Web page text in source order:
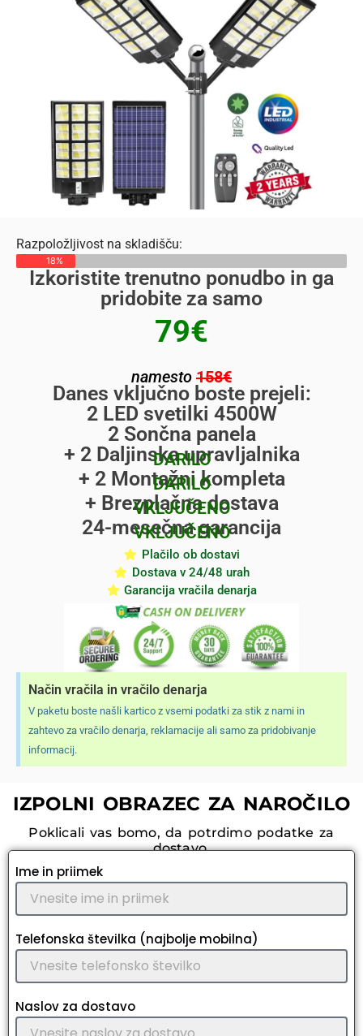
Razpoložljivost na skladišču:
18%
Izkoristite trenutno ponudbo in ga
pridobite za samo
79€
namesto 158€
Danes vključno boste prejeli:
2 LED svetilki 4500W
2 Sončna panela
+ 2 Daljinska upravljalnika
DARILO
+ 2 Montažni kompleta
DARILO
+ Brezplačna dostava
VKLJUČENO
24-mesečna garancija
VKLJUČENO
Plačilo ob dostavi
Dostava v 24/48 urah
Garancija vračila denarja
Način vračila in vračilo denarja
V paketu boste našli kartico z vsemi podatki za stik z nami in
zahtevo za vračilo denarja, reklamacije ali samo za pridobivanje
informacij.
IZPOLNI OBRAZEC ZA NAROČILO
Poklicali vas bomo, da potrdimo podatke za
dostavo.
Ime in priimek
Telefonska številka (najbolje mobilna)
Naslov za dostavo